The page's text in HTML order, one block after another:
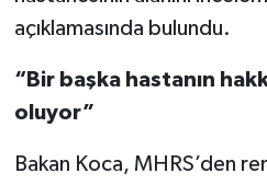
açıklamasında bulundu.
“Bir başka hastanın
oluyor”
Bakan Koca, MHRS’den
KÜLTÜR SANAT